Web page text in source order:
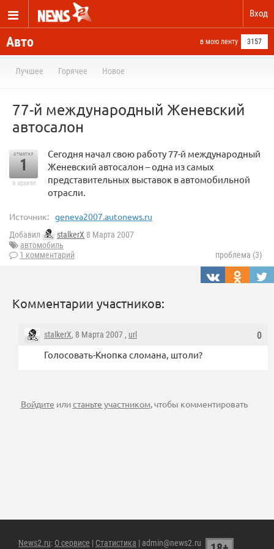
Вход
Авто в мою ленту 3157
Лучшее Горячее Новое
77-й международный Женевский
автосалон
отметил
1
в архиве
Сегодня начал свою работу 77-й международный
Женевский автосалон – одна из самых
представительных выставок в автомобильной
отрасли.
Источник: geneva2007.autonews.ru
Добавил stalkerX 8 Марта 2007
автомобиль
1 комментарий
проблема (3)
Комментарии участников:
0
stalkerX, 8 Марта 2007 , url
Голосовать-Кнопка сломана, штоли?
Войдите илистаньте участником, чтобы комментировать
News2.ru: О сервисе | Статистика | admin@news2.ru